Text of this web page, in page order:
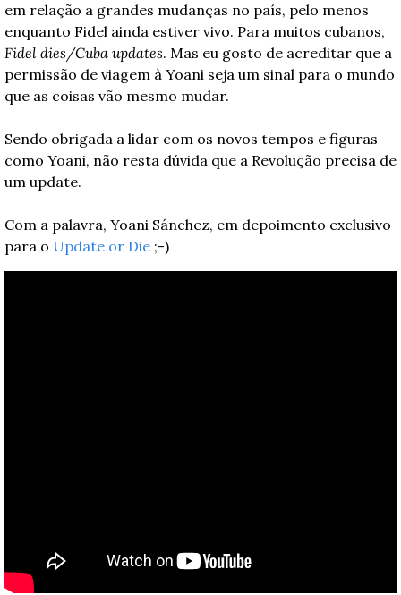
em relação a grandes mudanças no país, pelo menos
Fidel dies/Cuba updates. Mas eu gosto de acreditar que a
permissão de viagem à Yoani seja um sinal para o mundo
que as coisas vão mesmo mudar.
Sendo obrigada a lidar com os novos tempos e figuras
como Yoani, não resta dúvida que a Revolução precisa de
um update.
Com a palavra, Yoani Sánchez, em depoimento exclusivo
para o Update or Die ;-)